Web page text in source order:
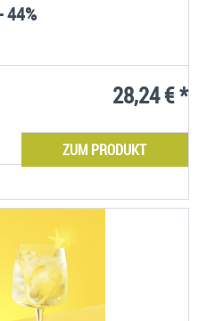
44%
28,24 € *
ZUM PRODUKT